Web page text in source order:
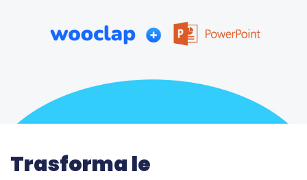
Trasforma le